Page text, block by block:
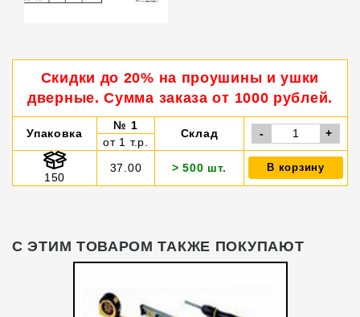
Скидки до 20% на проушины и ушки
дверные. Сумма заказа от 1000 рублей.
Упаковка
№ 1
Склад - +
от 1 т.р.
150
37.00 > 500 шт. В корзину
С ЭТИМ ТОВАРОМ ТАКЖЕ ПОКУПАЮТ